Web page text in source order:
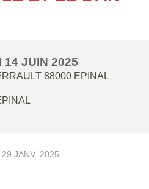
14 JUIN 2025
88000 EPINAL
29 JANV. 2025